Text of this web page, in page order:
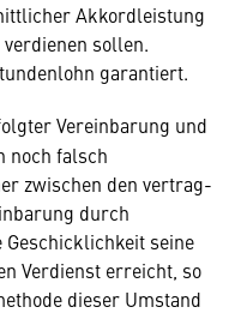
Akkordleistung
sollen.
garantiert.
Vereinbarung und
noch falsch
zwischen den vertrag-
durch
seine
Verdienst erreicht, so
dieser Umstand